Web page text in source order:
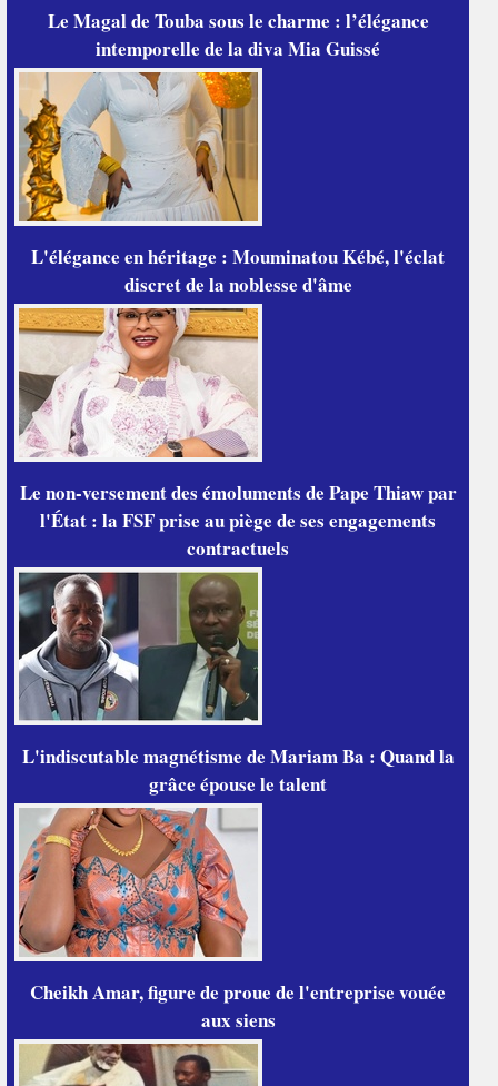
Le Magal de Touba sous le charme : l’élégance
intemporelle de la diva Mia Guissé
L'élégance en héritage : Mouminatou Kébé, l'éclat
discret de la noblesse d'âme
Le non-versement des émoluments de Pape Thiaw par
l'État : la FSF prise au piège de ses engagements
contractuels
L'indiscutable magnétisme de Mariam Ba : Quand la
grâce épouse le talent
Cheikh Amar, figure de proue de l'entreprise vouée
aux siens